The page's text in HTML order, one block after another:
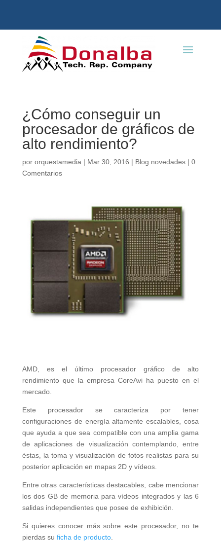
¿Cómo conseguir un
procesador de gráficos de
alto rendimiento?
por orquestamedia | Mar 30, 2016 | Blog novedades| 0
Comentarios
AMD, es el último procesador gráfico de alto
rendimiento que la empresa CoreAvi ha puesto en el
mercado.
Este procesador se caracteriza por tener
configuraciones de energía altamente escalables, cosa
que ayuda a que sea compatible con una amplia gama
de aplicaciones de visualización contemplando, entre
éstas, la toma y visualización de fotos realistas para su
posterior aplicación en mapas 2D y vídeos.
Entre otras características destacables, cabe mencionar
los dos GB de memoria para vídeos integrados y las 6
salidas independientes que posee de exhibición.
Si quieres conocer más sobre este procesador, no te
pierdas su ficha de producto.